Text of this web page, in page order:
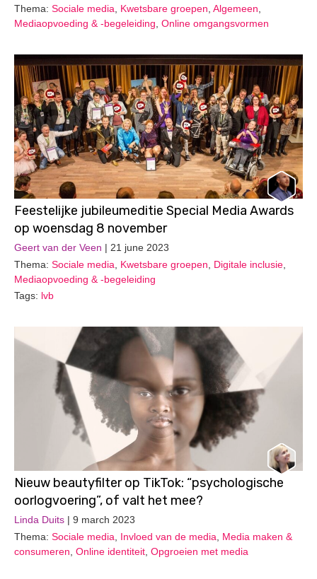
Thema: Sociale media Kwetsbare groepen Algemeen
Mediaopvoeding & -begeleiding Online omgangsvormen
Feestelijke jubileumeditie Special Media Awards
op woensdag 8 november
Geert van der Veen | 21 june 2023
Thema: Sociale media Kwetsbare groepen Digitale inclusie
Mediaopvoeding & -begeleiding
Tags: lvb
Nieuw beautyfilter op TikTok: “psychologische
oorlogvoering”, of valt het mee?
Linda Duits | 9 march 2023
Thema: Sociale media Invloed van de media
Media maken &
consumeren Online identiteit Opgroeien met media